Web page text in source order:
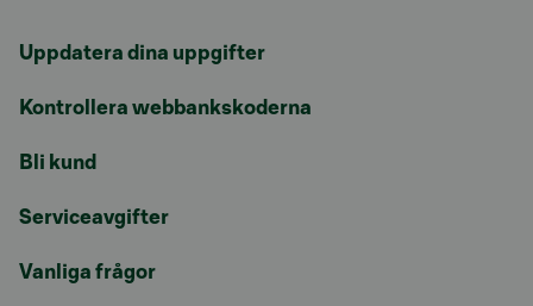
Uppdatera dina uppgifter
Kontrollera webbankskoderna
Bli kund
Serviceavgifter
Vanliga frågor